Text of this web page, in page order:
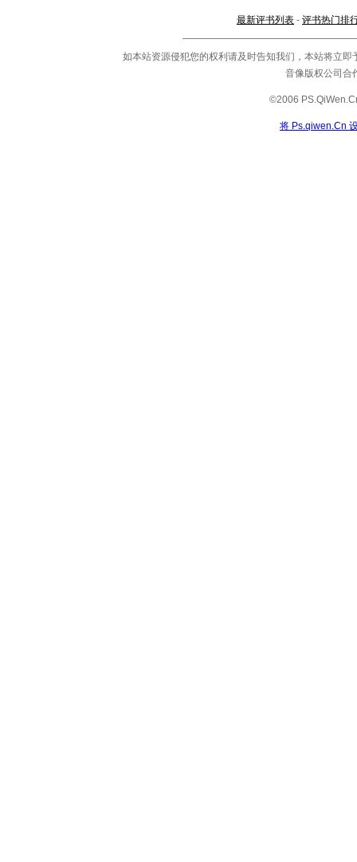
最新评书列表 - 评书热门排
如本站资源侵犯您的权利请及时告知我们，本站将立
音像版权公司合
©2006
将 Ps.qiwen.Cn